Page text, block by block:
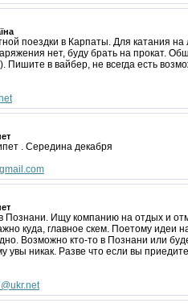
поездки в Карпаты. Для катания на
нет, буду брать на прокат.
Пишите в вайбер, не всегда есть
. Середина декабря
Познани. Ищу компанию на отдых и
куда, главное скем. Поетому идеи
Возможно кто-то в Познани или
увы никак. Разве что если вы